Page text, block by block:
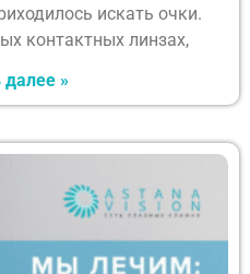
искать очки.
контактных линзах,
далее »